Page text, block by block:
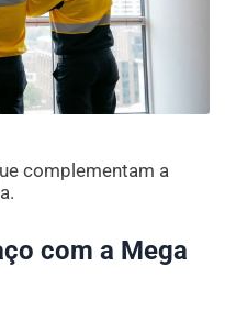
complementam a
com a Mega